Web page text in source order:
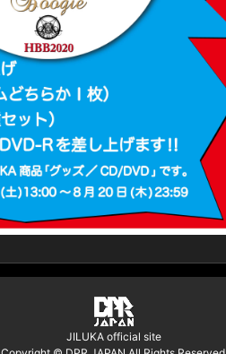
JILUKA official site